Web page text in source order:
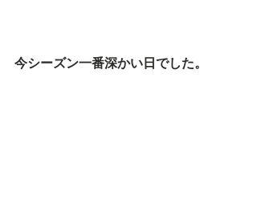
今シーズン一番深かい日でした。